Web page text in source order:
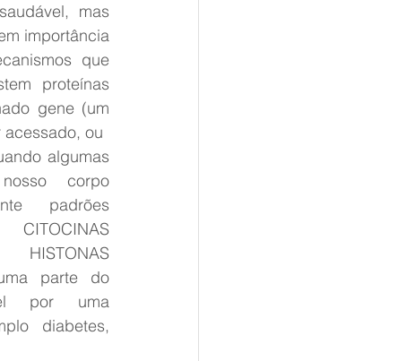
mas
importância
que
proteínas
gene (um
ou
algumas
corpo
padrões
parte do
por uma
diabetes,